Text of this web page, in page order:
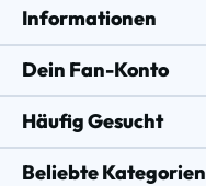
Informationen
Dein Fan-Konto
Häufig Gesucht
Beliebte Kategorien